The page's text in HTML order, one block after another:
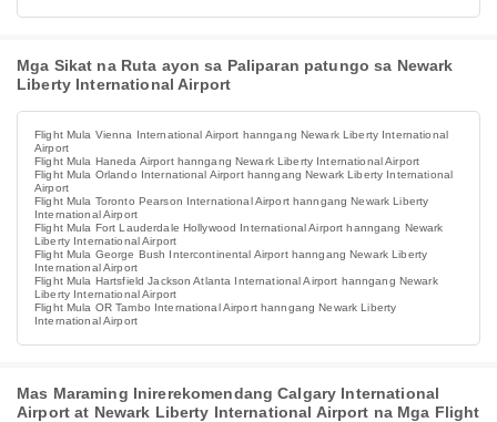
Mga Sikat na Ruta ayon sa Paliparan patungo sa Newark
Liberty International Airport
Flight Mula Vienna International Airport hanngang Newark Liberty International
Airport
Flight Mula Haneda Airport hanngang Newark Liberty International Airport
Flight Mula Orlando International Airport hanngang Newark Liberty International
Airport
Flight Mula Toronto Pearson International Airport hanngang Newark Liberty
International Airport
Flight Mula Fort Lauderdale Hollywood International Airport hanngang Newark
Liberty International Airport
Flight Mula George Bush Intercontinental Airport hanngang Newark Liberty
International Airport
Flight Mula Hartsfield Jackson Atlanta International Airport hanngang Newark
Liberty International Airport
Flight Mula OR Tambo International Airport hanngang Newark Liberty
International Airport
Mas Maraming Inirerekomendang Calgary International
Airport at Newark Liberty International Airport na Mga Flight